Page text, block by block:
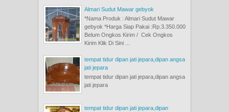
Almari Sudut Mawar gebyok
*Nama Produk : Almari Sudut Mawar
gebyok *Harga Siap Pakai :Rp.3.350.000
Belum Ongkos Kirim / Cek Ongkos
Kirim Klik Di Sini ...
tempat tidur dipan jati jepara,dipan angsa
jati jepara
tempat tidur dipan jati jepara,dipan angsa
jati jepara
tempat tidur dipan jati jepara,dipan